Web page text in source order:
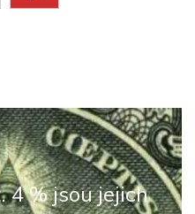
4 % jsou jejich